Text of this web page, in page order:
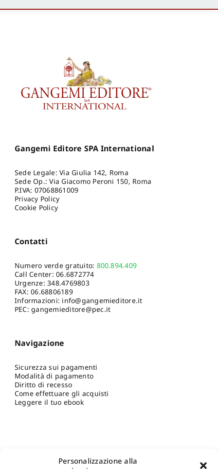
Personalizzazione alla
Gangemi Editore SPA International
Sede Legale: Via Giulia 142, Roma
Sede Op.: Via Giacomo Peroni 150, Roma
P.IVA: 07068861009
Privacy Policy
Cookie Policy
Contatti
Numero verde gratuito: 800.894.409
Call Center:06.6872774
Urgenze:348.4769803
FAX: 06.68806189
Informazioni: info@gangemieditore.it
PEC: gangemieditore@pec.it
Navigazione
Sicurezza sui pagamenti
Modalità di pagamento
Diritto di recesso
Come effettuare gli acquisti
Leggere il tuo ebook